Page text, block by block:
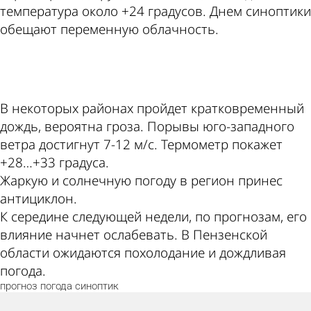
температура около +24 градусов. Днем синоптики
обещают переменную облачность.
В некоторых районах пройдет кратковременный
дождь, вероятна гроза. Порывы юго-западного
ветра достигнут 7-12 м/с. Термометр покажет
+28…+33 градуса.
Жаркую и солнечную погоду в регион принес
антициклон.
К середине следующей недели, по прогнозам, его
влияние начнет ослабевать. В Пензенской
области ожидаются похолодание и дождливая
погода.
прогноз погода синоптик